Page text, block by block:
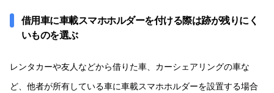
借用車に車載スマホホルダーを付ける際は跡が残りにく
いものを選ぶ
レンタカーや友人などから借りた車、カーシェアリングの車な
ど、他者が所有している車に車載スマホホルダーを設置する場合